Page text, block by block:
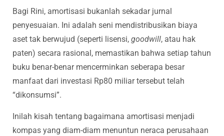
Bagi Rini, amortisasi bukanlah sekadar jurnal
penyesuaian. Ini adalah seni mendistribusikan biaya
aset tak berwujud (seperti lisensi, goodwill, atau hak
paten) secara rasional, memastikan bahwa setiap tahun
buku benar-benar mencerminkan seberapa besar
manfaat dari investasi Rp80 miliar tersebut telah
“dikonsumsi”.
Inilah kisah tentang bagaimana amortisasi menjadi
kompas yang diam-diam menuntun neraca perusahaan